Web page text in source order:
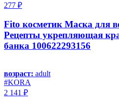
277 ₽
Fito косметик Маска для
Рецепты укрепляющая
банка 100622293156
возраст: adult
#KORA
2 141 ₽